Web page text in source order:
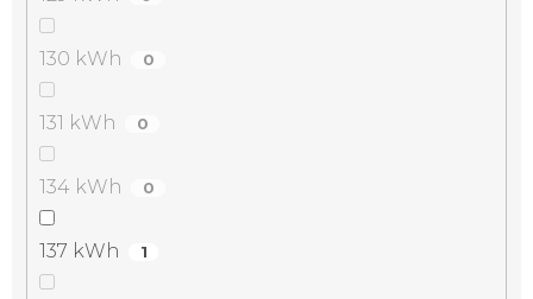
130 kWh 0
131 kWh 0
134 kWh 0
137 kWh 1